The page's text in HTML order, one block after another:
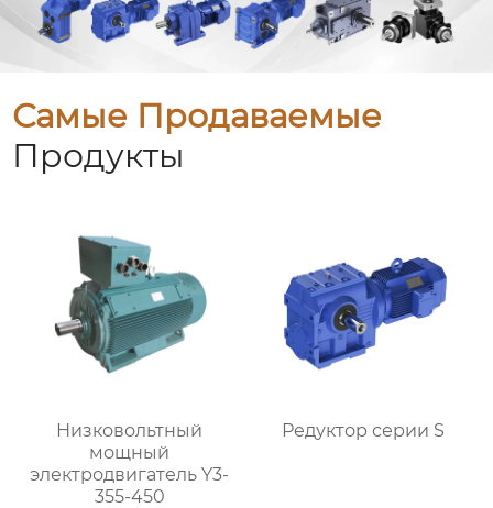
Самые Продаваемые
Продукты
Низковольтный
мощный
электродвигатель Y3-
355-450
Редуктор серии S